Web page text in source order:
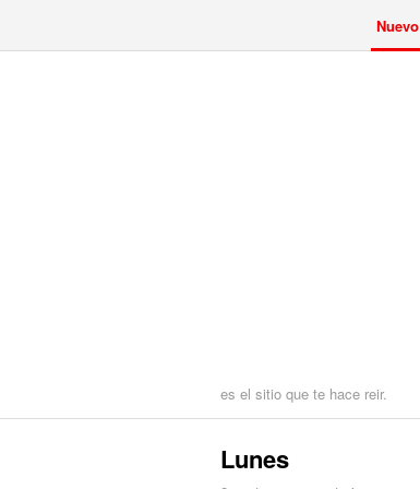
Nuevo
es el sitio que te hace reir.
Lunes